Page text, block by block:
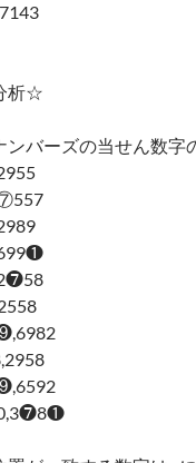
析☆
ンバーズの当せん数字